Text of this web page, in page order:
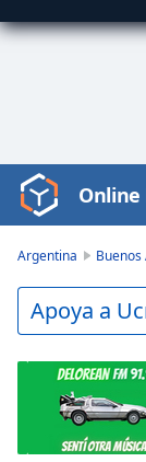
Video
Player
Play
Video
Skip
Backward
Mute
Online
Argentina Buenos
Apoya a